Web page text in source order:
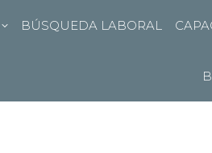
BÚSQUEDA LABORAL